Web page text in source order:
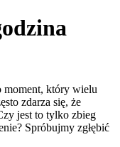
moment, który wielu
zdarza się, że
jest to tylko zbieg
Spróbujmy zgłębić